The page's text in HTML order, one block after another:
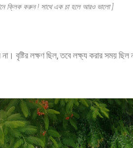
ক্লিক করুন ! সাথে এক চা হলে আরও ভালো ]
না। বৃষ্টির লক্ষণ ছিল, তবে লক্ষ্য করার সময়